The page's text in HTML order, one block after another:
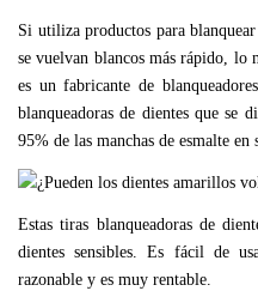
Si utiliza productos para
se vuelvan blancos más rápido, lo
es un fabricante de
blanqueadoras de dientes que se
95% de las manchas de esmalte en
Estas tiras blanqueadoras de
dientes sensibles. Es fácil de
razonable y es muy rentable.